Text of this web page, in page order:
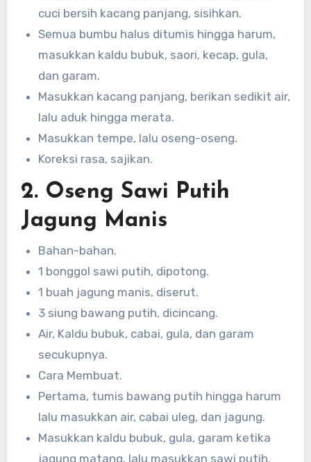
cuci bersih kacang panjang, sisihkan.
Semua bumbu halus ditumis hingga harum,
masukkan kaldu bubuk, saori, kecap, gula,
dan garam.
Masukkan kacang panjang, berikan sedikit air,
lalu aduk hingga merata.
Masukkan tempe, lalu oseng-oseng.
Koreksi rasa, sajikan.
2. Oseng Sawi Putih
Jagung Manis
Bahan-bahan.
1 bonggol sawi putih, dipotong.
1 buah jagung manis, diserut.
3 siung bawang putih, dicincang.
Air, Kaldu bubuk, cabai, gula, dan garam
secukupnya.
Cara Membuat.
Pertama, tumis bawang putih hingga harum
lalu masukkan air, cabai uleg, dan jagung.
Masukkan kaldu bubuk, gula, garam ketika
jagung matang, lalu masukkan sawi putih.